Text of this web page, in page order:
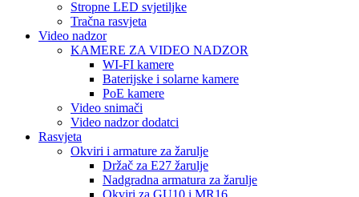
Stropne LED svjetiljke
Tračna rasvjeta
Video nadzor
KAMERE ZA VIDEO NADZOR
WI-FI kamere
Baterijske i solarne kamere
PoE kamere
Video snimači
Video nadzor dodatci
Rasvjeta
Okviri i armature za žarulje
Držač za E27 žarulje
Nadgradna armatura za žarulje
Okviri za GU10 i MR16